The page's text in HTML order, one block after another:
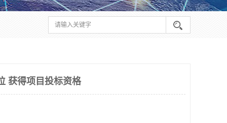
获得项目投标资格